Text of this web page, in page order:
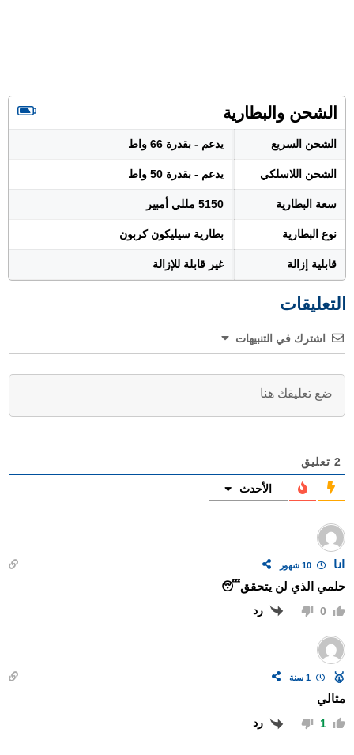
الشحن والبطارية
الشحن السريع يدعم - بقدرة 66 واط
الشحن اللاسلكي يدعم - بقدرة 50 واط
سعة البطارية 5150 مللي أمبير
نوع البطارية بطارية سيليكون كربون
قابلية إزالة غير قابلة للإزالة
التعليقات
اشترك في التنبيهات
2 تعليق
الأحدث
انا 10 شهور
حلمي الذي لن يتحقق😴
0 رد
🥇
مثالي
1 رد